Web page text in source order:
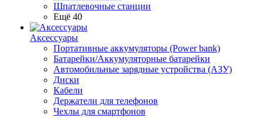
Шпатлевочные станции
Ещё 40
Аксессуары
Портативные аккумуляторы (Power bank)
Батарейки/Аккумуляторные батарейки
Автомобильные зарядные устройства (АЗУ)
Диски
Кабели
Держатели для телефонов
Чехлы для смартфонов